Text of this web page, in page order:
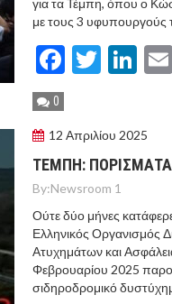
για τα Τέμπη, όπου ο
με τους 3 υφυπουργούς
Facebook
0
12 Απριλίου 2025
ΤΕΜΠΗ:
By:Newsroom 1
Ούτε δύο μήνες
Ελληνικός Οργανισμός
Ατυχημάτων και
Φεβρουαρίου 2025
σιδηροδρομικό